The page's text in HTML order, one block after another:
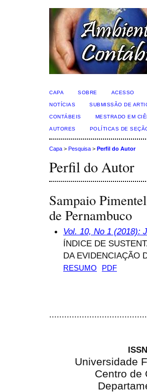
CAPA SOBRE ACESSO
NOTÍCIAS SUBMISSÃO DE
CONTÁBEIS MESTRADO EM
AUTORES POLÍTICAS DE
Capa > Pesquisa > Perfil do Autor
Perfil do Autor
Sampaio
de Pernambuco
Vol. 10, No 1 (2018):
ÍNDICE DE
DA EVIDENCIAÇÃO
RESUMO PDF
Universidade
Centro de